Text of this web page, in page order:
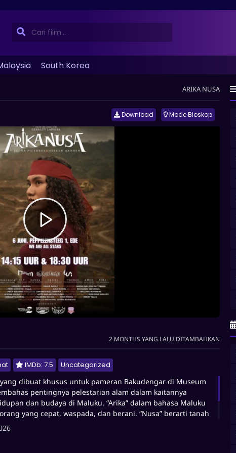
South Korea
ARIKA NUSA
Mode Bioskop
Download
dengan kehidupan dan budaya di Maluku. “Arika”
yang cepat, waspada, dan berani. “Nusa” berarti tanah atau
melambangkan ketangkasan pikiran, ketrampilan, dan
melindungi tanah air Maluku sendiri.
2 MONTHS YANG LALU DITAMBAHKAN
IMDb: 7.5
Uncategorized
dibuat khusus untuk pameran Bakudengar di Museum
pentingnya pelestarian alam dalam kaitannya
dan budaya di Maluku. “Arika” dalam bahasa Maluku
yang cepat, waspada, dan berani. “Nusa” berarti tanah
Oleh karena itu, Arika Nusa melambangkan ketangkasan
dan keberanian dalam melindungi tanah air Maluku